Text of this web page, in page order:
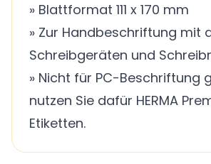
» Blattformat 111 x 170 mm
» Zur Handbeschriftung mit
Schreibgeräten und
» Nicht für PC-Beschriftung
nutzen Sie dafür HERMA
Etiketten.